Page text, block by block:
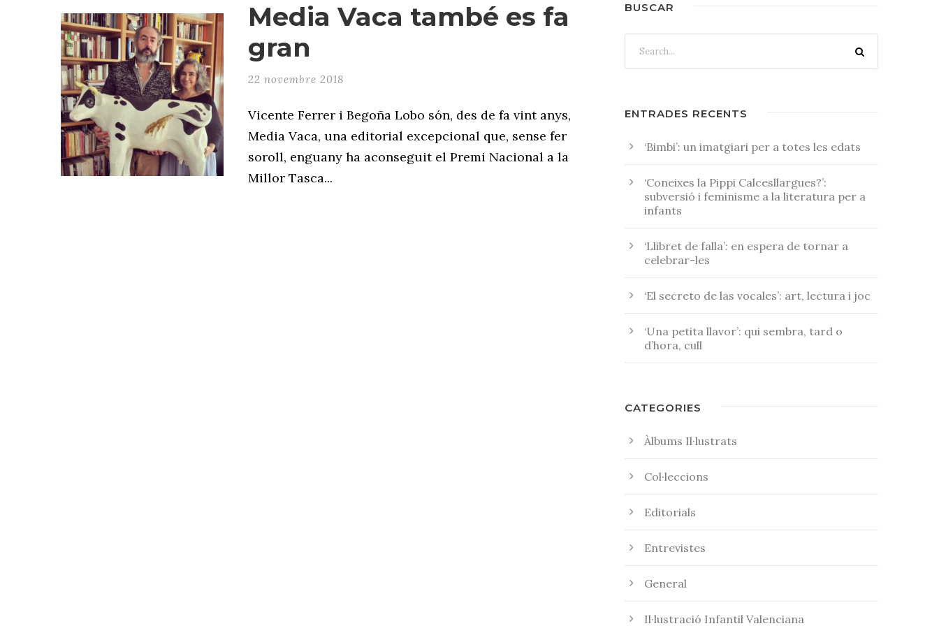
Media Vaca també es fa
gran
22 novembre 2018
Vicente Ferrer i Begoña Lobo són, des de fa vint anys,
Media Vaca, una editorial excepcional que, sense fer
soroll, enguany ha aconseguit el Premi Nacional a la
Millor Tasca...
BUSCAR
ENTRADES RECENTS
‘Bimbi’: un imatgiari per a totes les edats
‘Coneixes la Pippi Calcesllargues?’:
subversió i feminisme a la literatura per a
infants
‘Llibret de falla’: en espera de tornar a
celebrar-les
‘El secreto de las vocales’: art, lectura i joc
‘Una petita llavor’: qui sembra, tard o
d’hora, cull
CATEGORIES
Àlbums Il·lustrats
Col·leccions
Editorials
Entrevistes
General
Il·lustració Infantil Valenciana